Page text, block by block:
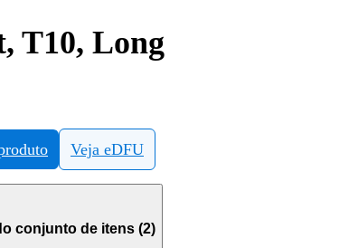
T10, Long
Veja eDFU
conjunto de itens (2)